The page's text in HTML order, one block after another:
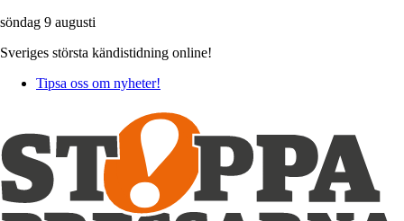
söndag 9 augusti
Sveriges största kändistidning online!
Tipsa oss om nyheter!